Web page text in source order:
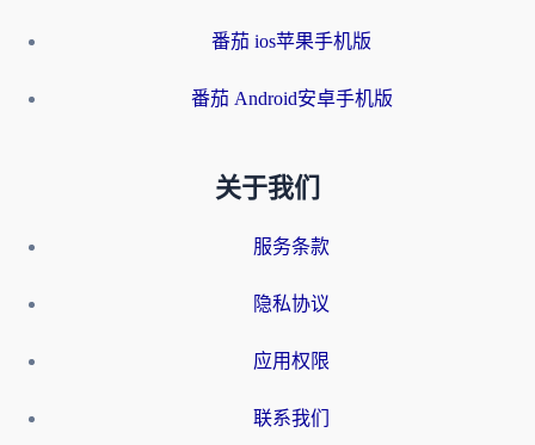
番茄 ios苹果手机版
番茄 Android安卓手机版
关于我们
服务条款
隐私协议
应用权限
联系我们